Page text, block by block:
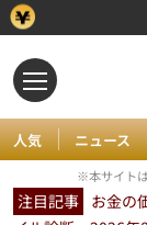
人気 ニュース
※本サイト
注目記事 お金の